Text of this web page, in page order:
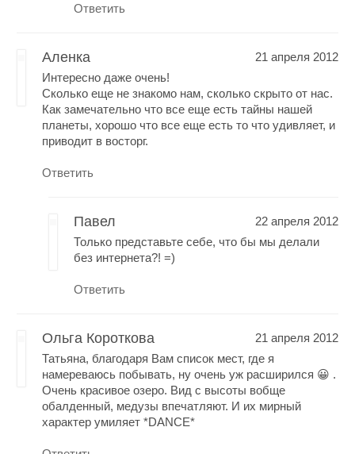
Ответить
Аленка
21 апреля 2012
Интересно даже очень!
Сколько еще не знакомо нам, сколько скрыто от нас.
Как замечательно что все еще есть тайны нашей
планеты, хорошо что все еще есть то что удивляет, и
приводит в восторг.
Ответить
Павел
22 апреля 2012
Только представьте себе, что бы мы делали
без интернета?! =)
Ответить
Ольга Короткова
21 апреля 2012
Татьяна, благодаря Вам список мест, где я
намереваюсь побывать, ну очень уж расширился 😀 .
Очень красивое озеро. Вид с высоты вобще
обалденный, медузы впечатляют. И их мирный
характер умиляет *DANCE*